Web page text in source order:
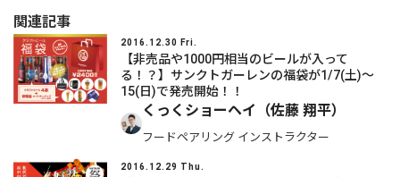
関連記事
2016.12.30 Fri.
【非売品や1000円相当のビールが入って
る！？】サンクトガーレンの福袋が1/7(土)～
15(日)で発売開始！！
くっくショーヘイ（佐藤 翔平）
フードペアリング インストラクター
2016.12.29 Thu.